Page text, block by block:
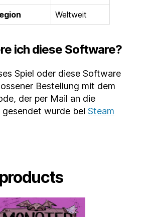
Weltweit
ich diese Software?
Spiel oder diese Software
Bestellung mit dem
der per Mail an die
gesendet wurde beiSteam